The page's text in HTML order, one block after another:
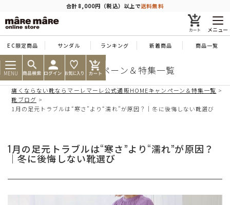
合計8,000円（税込）以上で送料無料
メニュー
EC限定商品 サンダル ランキング 新着商品 商品一覧
MENU 靴のキャンペーン＆特集一覧
痛くならない靴ならマーレマーレ公式通販HOMEキャンペーン＆特集一覧
靴ブログ
1月の足元トラブルは“寒さ”より“濡れ”が原因？｜冬に後悔しない靴選び
1月の足元トラブルは“寒さ”より“濡れ”が原因？
｜冬に後悔しない靴選び
商品を探す
人気ワード #コンフォート #パンプス
タイプ
特徴